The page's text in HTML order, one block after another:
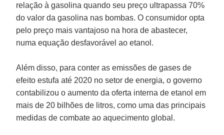
relação à gasolina quando seu preço ultrapassa 70%
do valor da gasolina nas bombas. O consumidor opta
pelo preço mais vantajoso na hora de abastecer,
numa equação desfavorável ao etanol.
Além disso, para conter as emissões de gases de
efeito estufa até 2020 no setor de energia, o governo
contabilizou o aumento da oferta interna de etanol em
mais de 20 bilhões de litros, como uma das principais
medidas de combate ao aquecimento global.